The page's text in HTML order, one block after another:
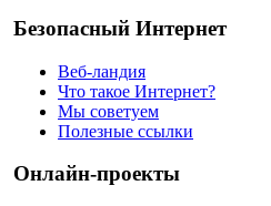
Безопасный Интернет
Веб-ландия
Что такое Интернет?
Мы советуем
Полезные ссылки
Онлайн-проекты